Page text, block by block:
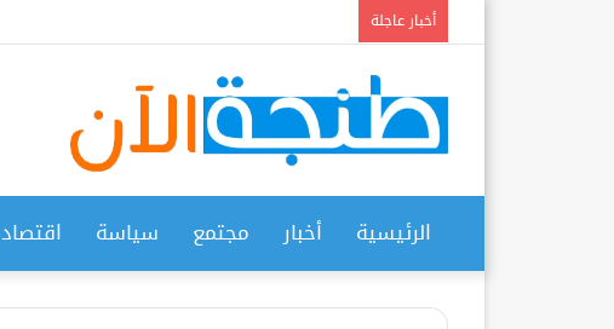
أخبار عاجلة
الرئيسية أخبار مجتمع سياسة اقتصاد